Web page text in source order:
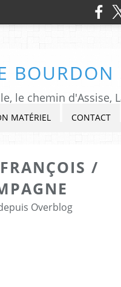
BOURDON
le chemin d'Assise,
MATÉRIEL CONTACT
/
Overblog